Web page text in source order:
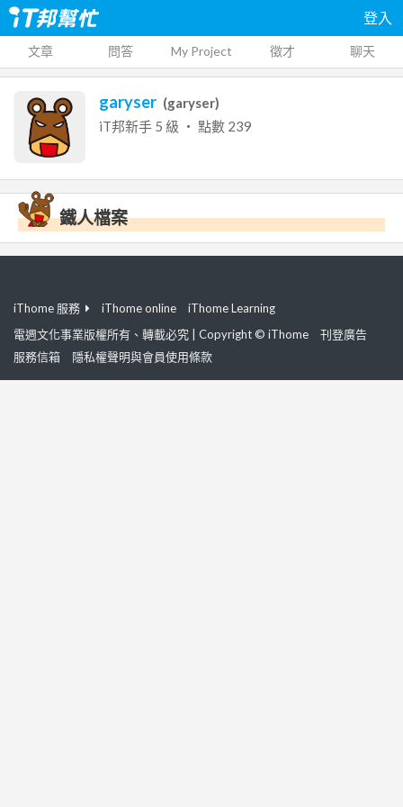
登入
文章 問答 My Project 徵才 聊天
garyser (garyser)
iT邦新手 5 級 ‧ 點數 239
鐵人檔案
iThome 服務 iThome online
iThome Learning
電週文化事業版權所有、轉載必究 | Copyright © iThome
刊登廣告
服務信箱
隱私權聲明與會員使用條款